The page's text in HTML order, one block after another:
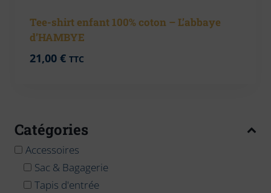
Tee-shirt enfant 100% coton – L’abbaye
d’HAMBYE
21,00 € TTC
Catégories
Accessoires
Sac & Bagagerie
Tapis d'entrée